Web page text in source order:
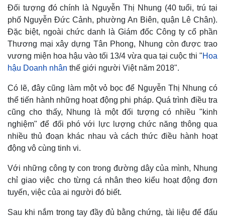
Quan sát
Cuộc sống đó đây
Video
Ảnh
E-Magazine
Infographic
Đối tượng đó chính là Nguyễn Thị Nhung (40 tuổi, trú tại
phố Nguyễn Đức Cảnh, phường An Biên, quận Lê Chân).
Đặc biệt, ngoài chức danh là Giám đốc Công ty cổ phần
Thương mại xây dựng Tân Phong, Nhung còn được trao
vương miện hoa hậu vào tối 13/4 vừa qua tại cuộc thi "Hoa
hậu Doanh nhân thế giới người Việt năm 2018".
Có lẽ, đây cũng làm một vỏ bọc để Nguyễn Thị Nhung có
thể tiến hành những hoạt động phi pháp. Quá trình điều tra
cũng cho thấy, Nhung là một đối tượng có nhiều "kinh
nghiệm" để đối phó với lực lượng chức năng thông qua
nhiều thủ đoạn khác nhau và cách thức điều hành hoạt
động vô cùng tinh vi.
Với những công ty con trong đường dây của mình, Nhung
chỉ giao việc cho từng cá nhân theo kiểu hoạt động đơn
tuyến, việc của ai người đó biết.
Sau khi nắm trong tay đầy đủ bằng chứng, tài liệu để đấu